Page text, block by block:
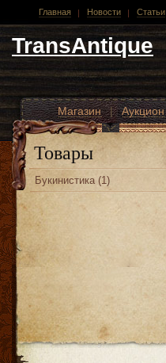
Главная Новости Статьи
TransAntique
Магазин | Аукцион
Другие стили
Товары
Букинистика (1)